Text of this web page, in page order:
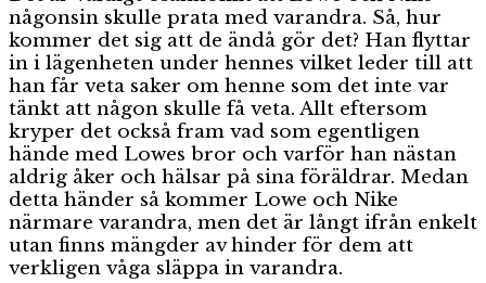
någonsin skulle prata med varandra. Så, hur
kommer det sig att de ändå gör det? Han flyttar
in i lägenheten under hennes vilket leder till att
han får veta saker om henne som det inte var
tänkt att någon skulle få veta. Allt eftersom
kryper det också fram vad som egentligen
hände med Lowes bror och varför han nästan
aldrig åker och hälsar på sina föräldrar. Medan
detta händer så kommer Lowe och Nike
närmare varandra, men det är långt ifrån enkelt
utan finns mängder av hinder för dem att
verkligen våga släppa in varandra.